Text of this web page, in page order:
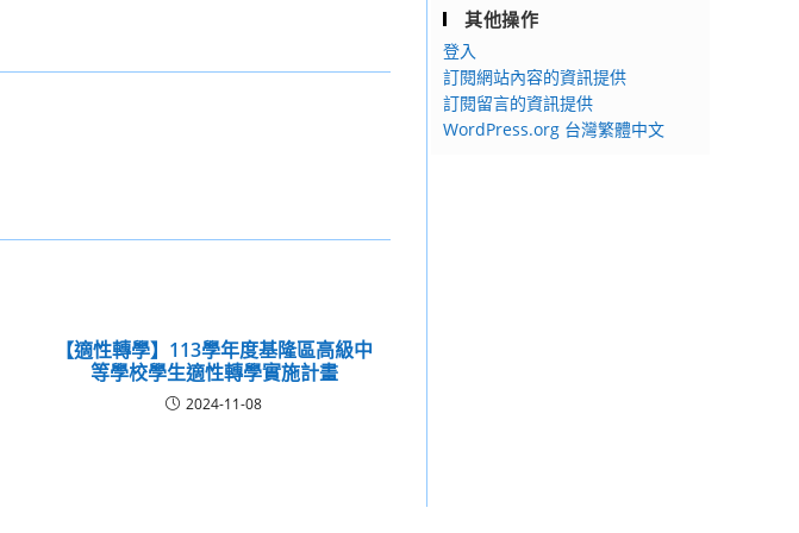
【適性轉學】113學年度基隆區高級中
等學校學生適性轉學實施計畫
2024-11-08
其他操作
登入
訂閱網站內容的資訊提供
訂閱留言的資訊提供
WordPress.org 台灣繁體中文